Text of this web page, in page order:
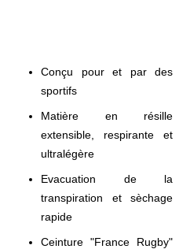
Conçu pour et par des
sportifs
Matière en résille
extensible, respirante et
ultralégère
Evacuation de la
transpiration et sèchage
rapide
Ceinture "France Rugby"